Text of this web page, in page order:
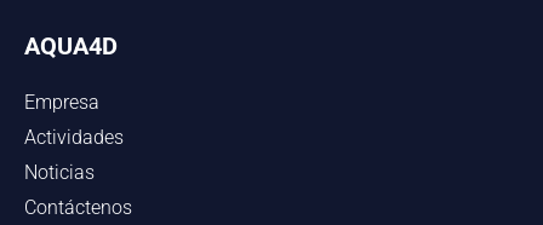
AQUA4D
Empresa
Actividades
Noticias
Contáctenos